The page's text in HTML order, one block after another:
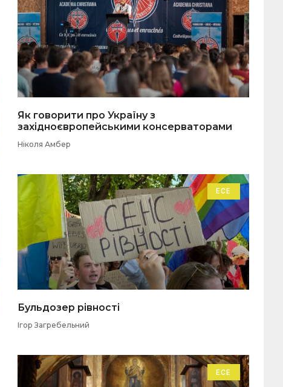
Як говорити про Україну з
західноєвропейськими консерваторами
Ніколя Амбер
ЕСЕ
Бульдозер рівності
Ігор Загребельний
ЕСЕ